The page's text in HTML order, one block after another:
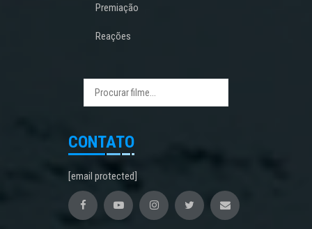
Premiação
Reações
CONTATO
[email protected]